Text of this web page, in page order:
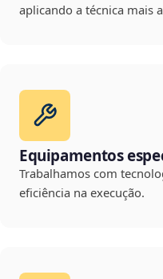
aplicando a técnica mais
Equipamentos
Trabalhamos com
eficiência na execução.